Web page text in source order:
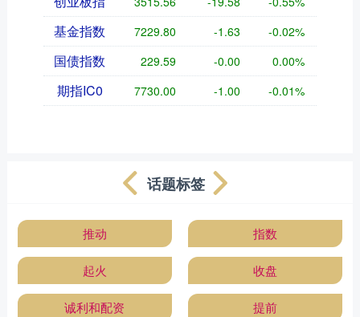
基金指数 7229.80 -1.63 -0.02%
国债指数 229.59 -0.00 0.00%
期指IC0 7730.00 -1.00 -0.01%
话题标签
推动 指数
起火 收盘
诚利和配资 提前